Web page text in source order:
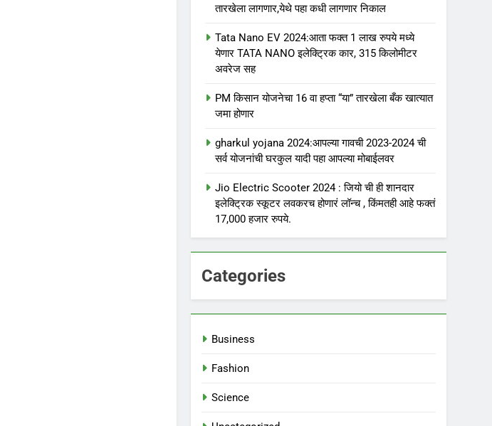
तारखेला लागणार,येथे पहा कधी लागणार निकाल
Tata Nano EV 2024:आता फक्त 1 लाख रुपये मध्ये
येणार TATA NANO इलेक्ट्रिक कार, 315 किलोमीटर
अवरेज सह
PM किसान योजनेचा 16 वा हप्ता “या” तारखेला बँक खात्यात
जमा होणार
gharkul yojana 2024:आपल्या गावची 2023-2024 ची
सर्व योजनांची घरकुल यादी पहा आपल्या मोबाईलवर
Jio Electric Scooter 2024 : जियो ची ही शानदार
इलेक्ट्रिक स्कूटर लवकरच होणारं लॉन्च , किंमतही आहे फक्तं
17,000 हजार रुपये.
Categories
Business
Fashion
Science